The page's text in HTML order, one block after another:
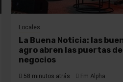
Locales
La Buena Noticia: las
agro abren las puertas
negocios
58 minutos atrás Fm Alpha